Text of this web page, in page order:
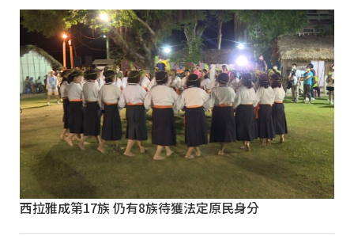
西拉雅成第17族 仍有8族待獲法定原民身分